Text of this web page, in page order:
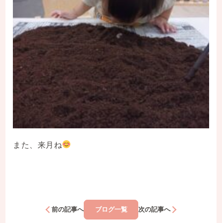
また、来月ね
前の記事へ ブログ一覧 次の記事へ